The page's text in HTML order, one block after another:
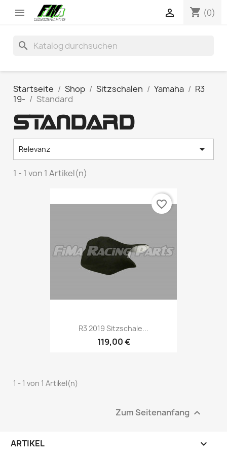
 shopping_cart (0)

search
Startseite Shop Sitzschalen Yamaha
R3
19-
Standard
STANDARD
Relevanz 
1 - 1 von 1 Artikel(n)
R3 2019 Sitzschale...
119,00 €
favorite_border
1 - 1 von 1 Artikel(n)
Zum Seitenanfang 
ARTIKEL 